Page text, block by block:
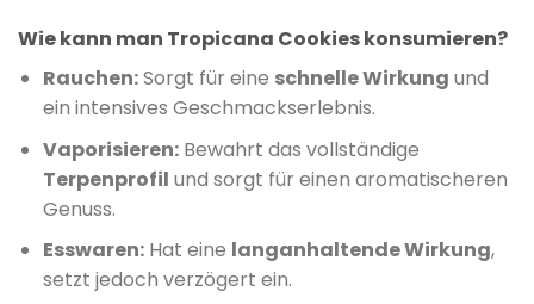
Wie kann man Tropicana Cookies konsumieren?
Rauchen:Sorgt für eine schnelle Wirkung und
ein intensives Geschmackserlebnis.
Vaporisieren:Bewahrt das vollständige
Terpenprofil und sorgt für einen aromatischeren
Genuss.
Esswaren:Hat eine langanhaltende Wirkung,
setzt jedoch verzögert ein.